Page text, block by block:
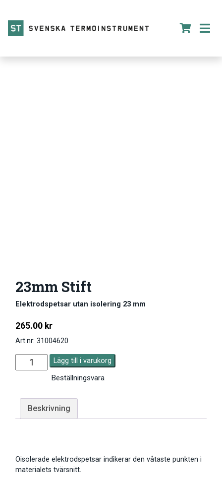
23mm Stift
Elektrodspetsar utan isolering 23 mm
265.00 kr
Art.nr: 31004620
Lägg till i varukorg
Beställningsvara
Beskrivning
Oisolerade elektrodspetsar indikerar den våtaste punkten i
materialets tvärsnitt.